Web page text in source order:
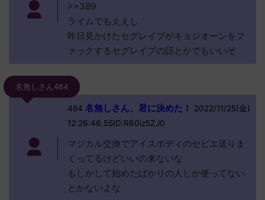
>>389
ライムでもええし
昨日見かけたセグレイブがキョジオーンをフ
ァックするセグレイプの話とかでもいいぞ
名無しさん484
484 名無しさん、君に決めた！
2022/11/25(金)
12:26:46.55ID:R60iz5ZJ0
マジカル交換でアイスボディのセビエ送りま
くってるけどいいの来ないな
もしかして始めたばかりの人しか使ってない
とかないよな